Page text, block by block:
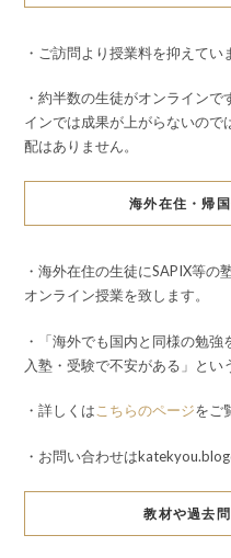
・ご訪問より授業料を抑えてい
・約半数の生徒がオンライン
インでは成果が上がらないの
配はありません。
海外在住・帰
・海外在住の生徒にSAPIX等
オンライン授業を致します。
・「海外でも国内と同様の勉
入塾・受験で不安がある」とい
・詳しくは こちらのページをご
・お問い合わせは
教材や過去